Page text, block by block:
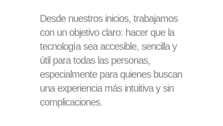
Desde nuestros inicios, trabajamos
con un objetivo claro: hacer que la
tecnología sea accesible, sencilla y
útil para todas las personas,
especialmente para quienes buscan
una experiencia más intuitiva y sin
complicaciones.